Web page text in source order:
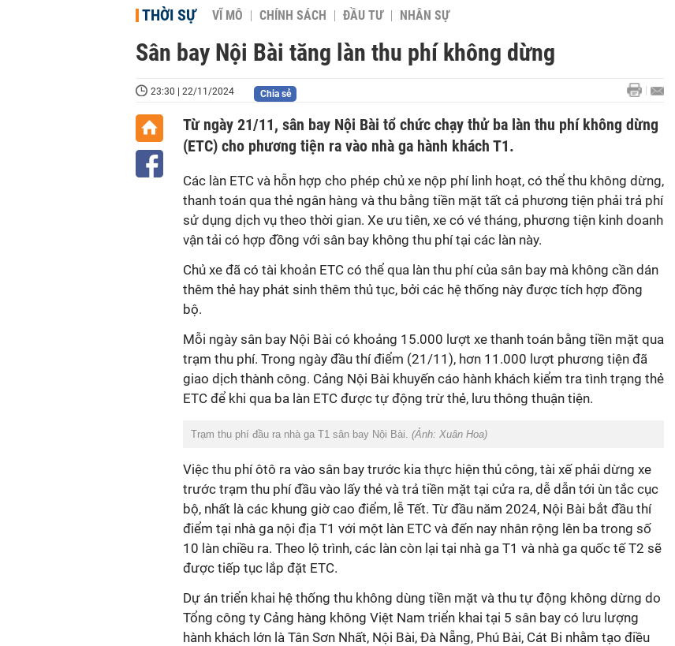
THỜI SỰ VĨ MÔ CHÍNH SÁCH ĐẦU TƯ NHÂN SỰ
Sân bay Nội Bài tăng làn thu phí không dừng
23:30 | 22/11/2024 Chia sẻ
Từ ngày 21/11, sân bay Nội Bài tổ chức chạy thử ba làn thu phí không dừng
(ETC) cho phương tiện ra vào nhà ga hành khách T1.
Các làn ETC và hỗn hợp cho phép chủ xe nộp phí linh hoạt, có thể thu không dừng,
thanh toán qua thẻ ngân hàng và thu bằng tiền mặt tất cả phương tiện phải trả phí
sử dụng dịch vụ theo thời gian. Xe ưu tiên, xe có vé tháng, phương tiện kinh doanh
vận tải có hợp đồng với sân bay không thu phí tại các làn này.
Chủ xe đã có tài khoản ETC có thể qua làn thu phí của sân bay mà không cần dán
thêm thẻ hay phát sinh thêm thủ tục, bởi các hệ thống này được tích hợp đồng
bộ.
Mỗi ngày sân bay Nội Bài có khoảng 15.000 lượt xe thanh toán bằng tiền mặt qua
trạm thu phí. Trong ngày đầu thí điểm (21/11), hơn 11.000 lượt phương tiện đã
giao dịch thành công. Cảng Nội Bài khuyến cáo hành khách kiểm tra tình trạng thẻ
ETC để khi qua ba làn ETC được tự động trừ thẻ, lưu thông thuận tiện.
Trạm thu phí đầu ra nhà ga T1 sân bay Nội Bài. (Ảnh: Xuân Hoa)
Việc thu phí ôtô ra vào sân bay trước kia thực hiện thủ công, tài xế phải dừng xe
trước trạm thu phí đầu vào lấy thẻ và trả tiền mặt tại cửa ra, dễ dẫn tới ùn tắc cục
bộ, nhất là các khung giờ cao điểm, lễ Tết. Từ đầu năm 2024, Nội Bài bắt đầu thí
điểm tại nhà ga nội địa T1 với một làn ETC và đến nay nhân rộng lên ba trong số
10 làn chiều ra. Theo lộ trình, các làn còn lại tại nhà ga T1 và nhà ga quốc tế T2 sẽ
được tiếp tục lắp đặt ETC.
Dự án triển khai hệ thống thu không dùng tiền mặt và thu tự động không dừng do
Tổng công ty Cảng hàng không Việt Nam triển khai tại 5 sân bay có lưu lượng
hành khách lớn là Tân Sơn Nhất, Nội Bài, Đà Nẵng, Phú Bài, Cát Bi nhằm tạo điều